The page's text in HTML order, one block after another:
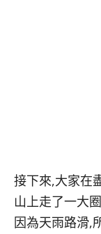
接下來,大家在
山上走了一大圈
因為天雨路滑,